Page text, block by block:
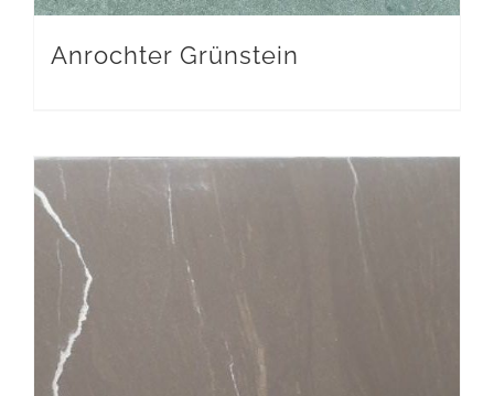
Anrochter Grünstein